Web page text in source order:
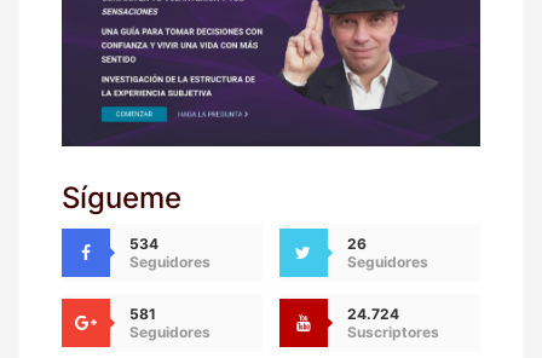
Sígueme
534
Seguidores
26
Seguidores
581
Seguidores
24.724
Suscriptores